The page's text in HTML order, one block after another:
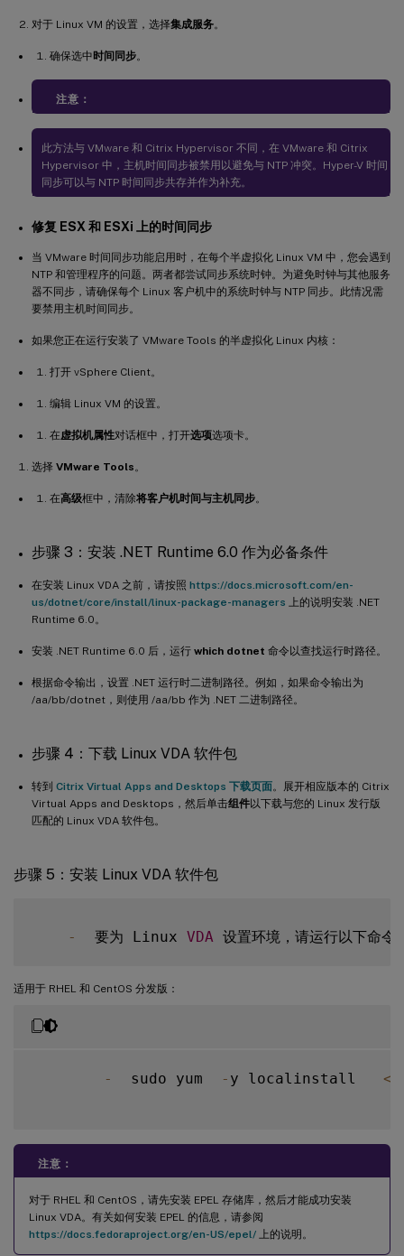
对于 Linux VM 的设置，选择集成服务。
确保选中时间同步。
注意：
此方法与 VMware 和 Citrix Hypervisor 不同，在 VMware 和 Citrix
Hypervisor 中，主机时间同步被禁用以避免与 NTP 冲突。Hyper-V 时间
同步可以与 NTP 时间同步共存并作为补充。
修复 ESX 和 ESXi 上的时间同步
当 VMware 时间同步功能启用时，在每个半虚拟化 Linux VM 中，您会遇到
NTP 和管理程序的问题。两者都尝试同步系统时钟。为避免时钟与其他服务
器不同步，请确保每个 Linux 客户机中的系统时钟与 NTP 同步。此情况需
要禁用主机时间同步。
如果您正在运行安装了 VMware Tools 的半虚拟化 Linux 内核：
打开 vSphere Client。
编辑 Linux VM 的设置。
在虚拟机属性对话框中，打开选项选项卡。
选择 VMware Tools 。
在高级框中，清除将客户机时间与主机同步。
步骤 3：安装 .NET Runtime 6.0 作为必备条件
在安装 Linux VDA 之前，请按照 https://docs.microsoft.com/en-
us/dotnet/core/install/linux-package-managers 上的说明安装 .NET
Runtime 6.0。
安装 .NET Runtime 6.0 后，运行 which dotnet 命令以查找运行时路径。
根据命令输出，设置 .NET 运行时二进制路径。例如，如果命令输出为
/aa/bb/dotnet，则使用 /aa/bb 作为 .NET 二进制路径。
步骤 4：下载 Linux VDA 软件包
转到 Citrix Virtual Apps and Desktops 下载页面。展开相应版本的 Citrix
Virtual Apps and Desktops，然后单击组件以下载与您的 Linux 发行版
匹配的 Linux VDA 软件包。
步骤 5：安装 Linux VDA 软件包
-
  要为 Linux
VDA
适用于 RHEL 和 CentOS 分发版：
-
  sudo yum
- y localinstall <
注意：
对于 RHEL 和 CentOS，请先安装 EPEL 存储库，然后才能成功安装
Linux VDA。有关如何安装 EPEL 的信息，请参阅
https://docs.fedoraproject.org/en-US/epel/ 上的说明。